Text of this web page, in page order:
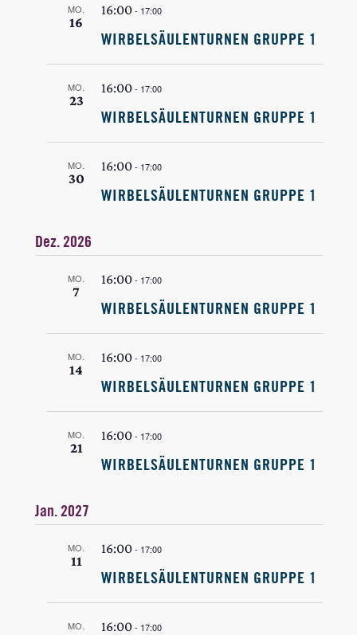
MO.
16
16:00- 17:00
WIRBELSÄULENTURNEN GRUPPE 1
MO.
23
16:00- 17:00
WIRBELSÄULENTURNEN GRUPPE 1
MO.
30
16:00- 17:00
WIRBELSÄULENTURNEN GRUPPE 1
Dez. 2026
MO.
7
16:00- 17:00
WIRBELSÄULENTURNEN GRUPPE 1
MO.
14
16:00- 17:00
WIRBELSÄULENTURNEN GRUPPE 1
MO.
21
16:00- 17:00
WIRBELSÄULENTURNEN GRUPPE 1
Jan. 2027
MO.
11
16:00- 17:00
WIRBELSÄULENTURNEN GRUPPE 1
MO. 16:00- 17:00